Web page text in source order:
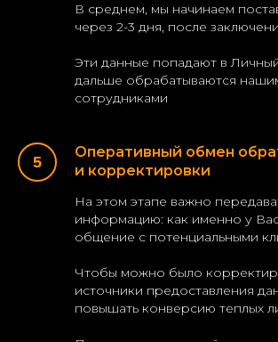
В среднем, мы начинаем
через 2-3 дня, после
Эти данные попадают в
дальше обрабатываются
сотрудниками
Оперативный обмен
и корректировки
На этом этапе важно
информацию: как именно у
общение с потенциальными
Чтобы можно было
источники предоставления
повышать конверсию теплых